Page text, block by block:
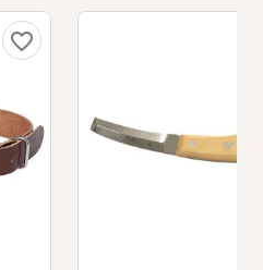
favorite_border